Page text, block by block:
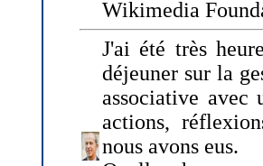
Wikimedia
J'ai été très
déjeuner sur la
associative avec
actions,
nous avons eus.